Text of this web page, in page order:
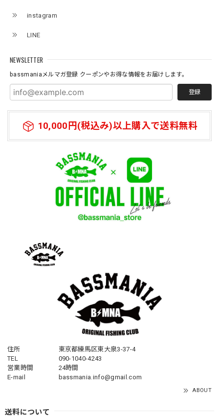
instagram
LINE
NEWSLETTER
bassmaniaメルマガ登録 クーポンやお得な情報をお届けします。
登録
10,000円(税込み)以上購入で送料無料
アーチロゴKidsTシャツ
サンドベージュ 140
2026/07/11
住所
東京都練馬区東大泉3-37-4
TEL
090-1040-4243
営業時間
24時間
E-mail
bassmania.info@gmail.com
ABOUT
送料について